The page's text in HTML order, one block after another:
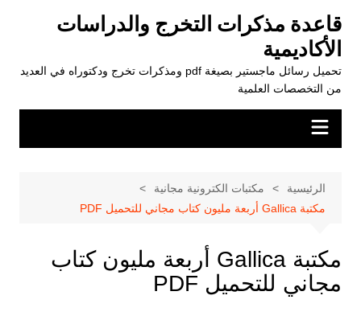
المحتوى
قاعدة مذكرات التخرج والدراسات
الأكاديمية
تحميل رسائل ماجستير بصيغة pdf ومذكرات تخرج ودكتوراه في العديد
من التخصصات العلمية
الرئيسية
مكتبات الكترونية مجانية
مكتبة Gallica أربعة مليون كتاب مجاني للتحميل PDF
مكتبة Gallica أربعة مليون كتاب
مجاني للتحميل PDF